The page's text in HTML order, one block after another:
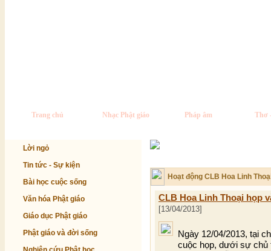
Trang chủ Nhạc Phật giáo Pháp âm Thơ
Lời ngỏ
Tin tức - Sự kiện
Bài học cuộc sống
Văn hóa Phật giáo
Giáo dục Phật giáo
Phật giáo và đời sống
Hoạt động CLB Hoa Linh
CLB Hoa Linh Thoại họp
[13/04/2013]
Ngày 12/04/2013, tại
cuộc họp, dưới sự